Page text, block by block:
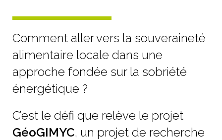
Comment aller vers la souveraineté
alimentaire locale dans une
approche fondée sur la sobriété
énergétique ?
C’est le défi que relève le projet
GéoGIMYC, un projet de recherche